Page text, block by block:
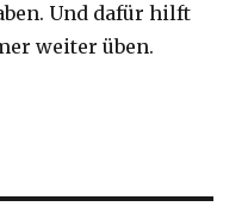
Und dafür hilft
weiter üben.